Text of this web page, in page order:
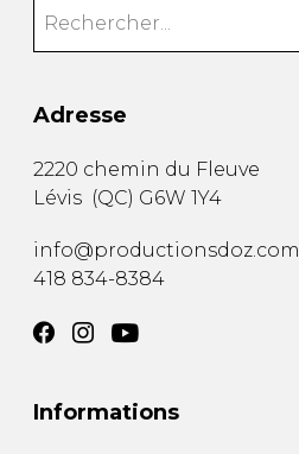
Adresse
2220 chemin du Fleuve
Lévis (QC) G6W 1Y4
info@productionsdoz.com
418 834-8384
Informations